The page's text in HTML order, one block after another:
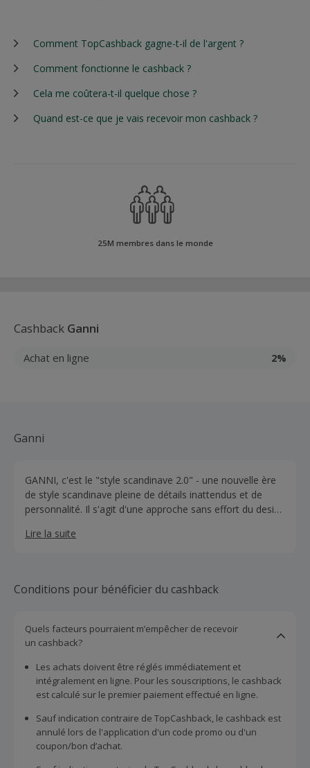
Comment TopCashback gagne-t-il de l'argent ?
Comment fonctionne le cashback ?
Cela me coûtera-t-il quelque chose ?
Quand est-ce que je vais recevoir mon cashback ?
25M membres dans le monde
Cashback Ganni
Achat en ligne 2%
Ganni
GANNI, c'est le "style scandinave 2.0" - une nouvelle ère
de style scandinave pleine de détails inattendus et de
personnalité. Il s'agit d'une approche sans effort du design
n'écoute pas les tendances et choisit plutôt de célébrer le
Lire la suite
Conditions pour bénéficier du cashback
Quels facteurs pourraient m’empêcher de recevoir
un cashback?
Les achats doivent être réglés immédiatement et
intégralement en ligne. Pour les souscriptions, le cashback
est calculé sur le premier paiement effectué en ligne.
Sauf indication contraire de TopCashback, le cashback est
annulé lors de l'application d'un code promo ou d'un
coupon/bon d’achat.